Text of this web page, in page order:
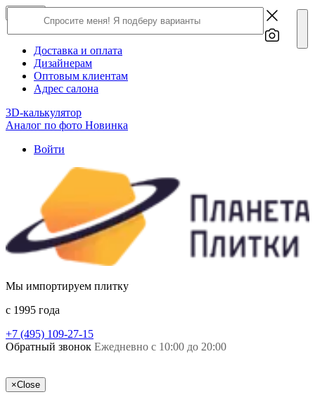
О компании
Доставка и оплата
Дизайнерам
Оптовым клиентам
Адрес салона
3D-калькулятор
Аналог по фото Новинка
Войти
Мы импортируем плитку
c 1995 года
+7 (495) 109-27-15
Обратный звонок Ежедневно с 10:00 до 20:00
×Close